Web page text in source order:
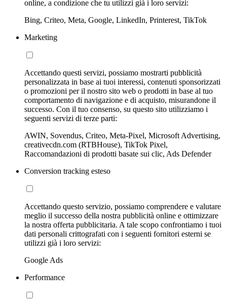
online, a condizione che tu utilizzi già i loro servizi:
Bing, Criteo, Meta, Google, LinkedIn, Printerest, TikTok
Marketing
Accettando questi servizi, possiamo mostrarti pubblicità
personalizzata in base ai tuoi interessi, contenuti sponsorizzati
o promozioni per il nostro sito web o prodotti in base al tuo
comportamento di navigazione e di acquisto, misurandone il
successo. Con il tuo consenso, su questo sito utilizziamo i
seguenti servizi di terze parti:
AWIN, Sovendus, Criteo, Meta-Pixel, Microsoft Advertising,
creativecdn.com (RTBHouse), TikTok Pixel,
Raccomandazioni di prodotti basate sui clic, Ads Defender
Conversion tracking esteso
Accettando questo servizio, possiamo comprendere e valutare
meglio il successo della nostra pubblicità online e ottimizzare
la nostra offerta pubblicitaria. A tale scopo confrontiamo i tuoi
dati personali crittografati con i seguenti fornitori esterni se
utilizzi già i loro servizi:
Google Ads
Performance